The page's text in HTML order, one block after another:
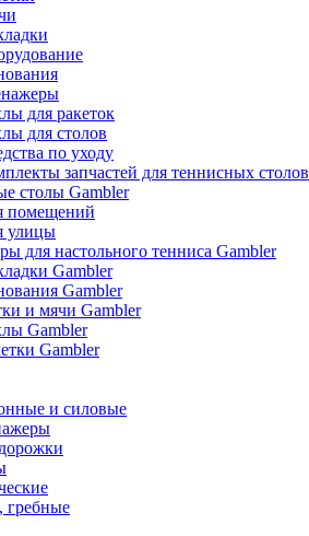
для ракеток
для столов
по уходу
запчастей для теннисных столов
столы Gambler
помещений
улицы
для настольного тенниса Gambler
Gambler
Gambler
и мячи Gambler
Gambler
Gambler
и силовые
гребные